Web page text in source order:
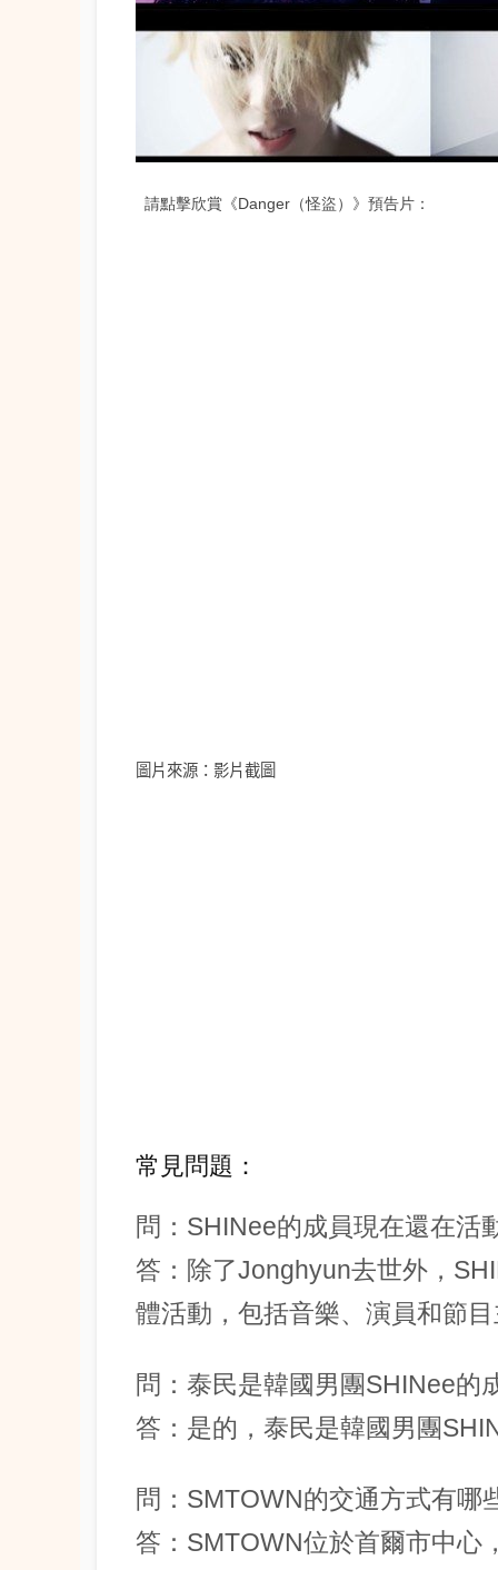
請點擊欣賞《Danger（怪盜）》預告片：
圖片來源：影片截圖
常見問題：
問：SHINee的成員現在還在活
答：除了Jonghyun去世外，
體活動，包括音樂、演員和節
問：泰民是韓國男團SHINee的
答：是的，泰民是韓國男團
問：SMTOWN的交通方式有哪
答：SMTOWN位於首爾市中心